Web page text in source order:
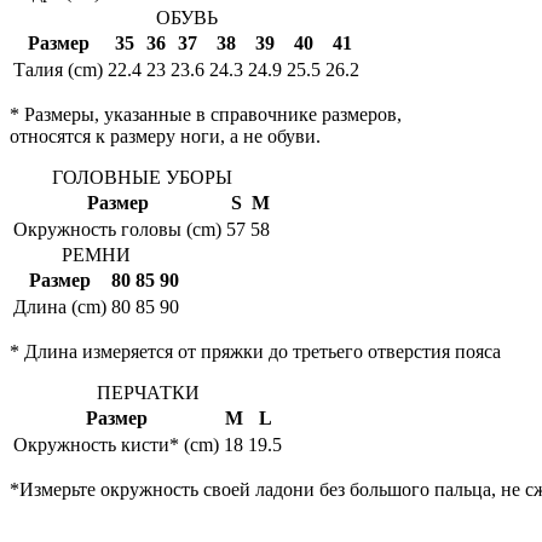
ОБУВЬ
Размер
35 36 37 38 39 40
41
Талия (cm) 22.4 23 23.6 24.3 24.9 25.5 26.2
* Размеры, указанные в справочнике размеров,
относятся к размеру ноги, а не обуви.
ГОЛОВНЫЕ УБОРЫ
Размер
S M
Окружность головы (cm) 57 58
РЕМНИ
Размер
80 85 90
Длина (cm) 80 85 90
* Длина измеряется от пряжки до третьего отверстия пояса
ПЕРЧАТКИ
Размер
M
L
Окружность кисти* (cm) 18 19.5
*Измерьте окружность своей ладони без большого пальца, не